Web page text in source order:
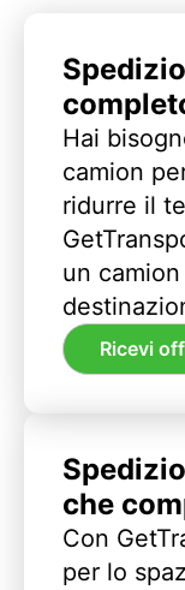
Hai
camion
ridurre il
un
Ricevi
che
Con
per lo